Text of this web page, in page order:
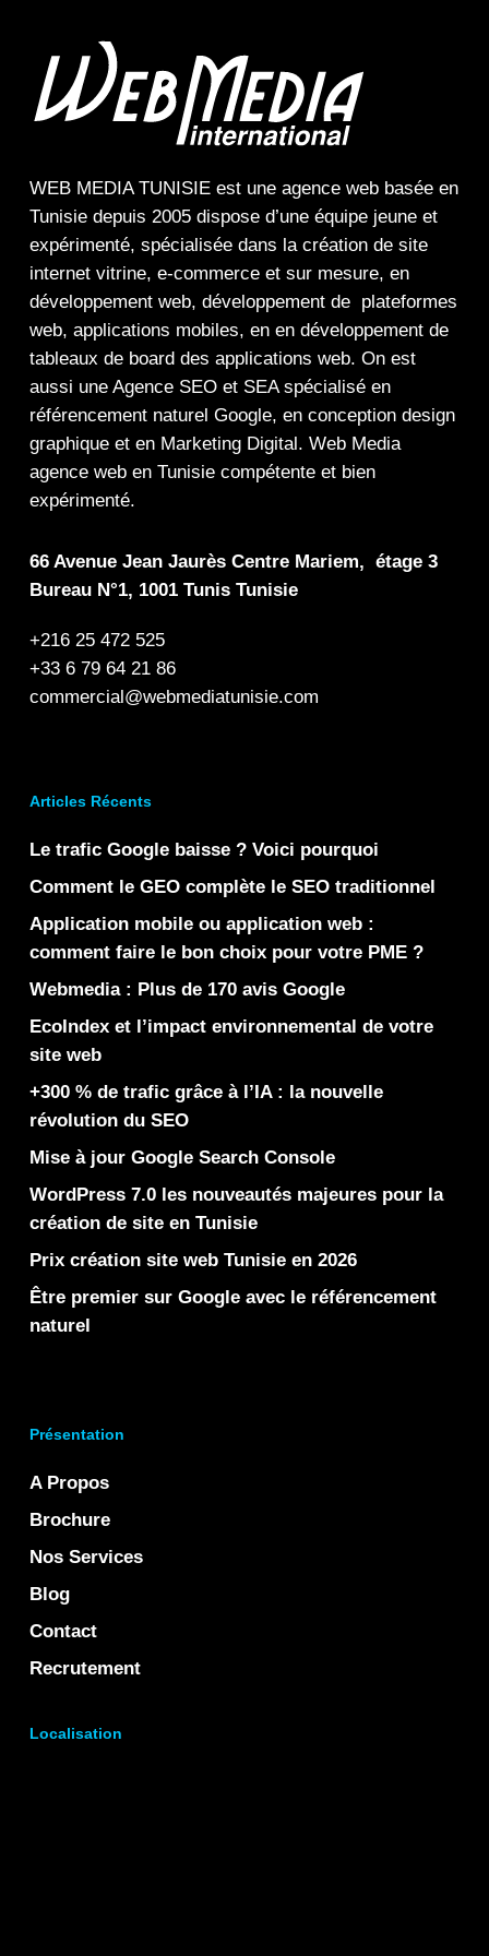
WEB MEDIA TUNISIEest une agence webbasée en
Tunisie depuis 2005 dispose d’une équipe jeune et
expérimenté, spécialisée dans la création de site
internet vitrine, e-commerceet sur mesure, en
développement web, développement de plateformes
web, applications mobiles, en en développement de
tableaux de board des applications web. On est
aussi une Agence SEOet SEAspécialisé en
référencement naturel Google, en conception design
graphiqueet en Marketing Digital . Web Media
agence web en Tunisie compétente et bien
expérimenté.
66 Avenue Jean Jaurès Centre Mariem, étage 3
Bureau N°1, 1001 Tunis Tunisie
+216 25 472 525
+33 6 79 64 21 86
commercial@webmediatunisie.com
Articles Récents
Le trafic Google baisse ? Voici pourquoi
Comment le GEO complète le SEO traditionnel
Application mobile ou application web :
comment faire le bon choix pour votre PME ?
Webmedia : Plus de 170 avis Google
EcoIndex et l’impact environnemental de votre
site web
+300 % de trafic grâce à l’IA : la nouvelle
révolution du SEO
Mise à jour Google Search Console
WordPress 7.0 les nouveautés majeures pour la
création de site en Tunisie
Prix création site web Tunisie en 2026
Être premier sur Google avec le référencement
naturel
Présentation
A Propos
Brochure
Nos Services
Blog
Contact
Recrutement
Localisation